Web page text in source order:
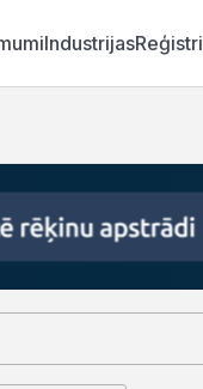
IndustrijasReģistri